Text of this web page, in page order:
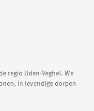
regio Uden-Veghel. We
in levendige dorpen